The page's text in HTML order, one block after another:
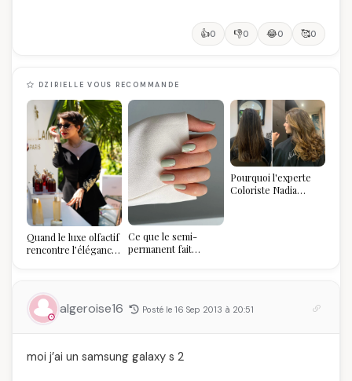
👍0 👎0 😂0 🥰0
DZIRIELLE VOUS RECOMMANDE
Quand le luxe olfactif
rencontre l’élégance
temps
Ce que le semi-
permanent fait
Pourquoi l'experte
Coloriste Nadia
algeroise16 Posté le 16 Sep 2013 à 20:51
moi j’ai un samsung galaxy s 2